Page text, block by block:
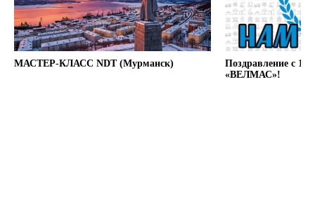
МАСТЕР-КЛАСС NDT (Мурманск)
Поздравление с
«ВЕЛМАС»!